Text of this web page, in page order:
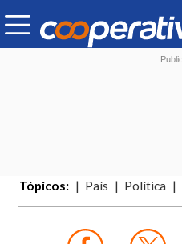
Tópicos: País Política